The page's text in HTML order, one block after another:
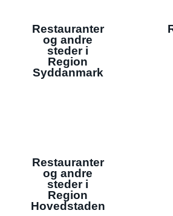
Restauranter
og andre
steder i
Region
Syddanmark
Restauranter
og andre
steder i
Region
Hovedstaden